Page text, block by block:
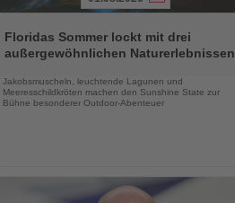
Sie
die
Nachrichten
Floridas Sommer lockt mit drei
außergewöhnlichen Naturerlebnissen
Jakobsmuscheln, leuchtende Lagunen und
Meeresschildkröten machen den Sunshine State zur
Bühne besonderer Outdoor-Abenteuer